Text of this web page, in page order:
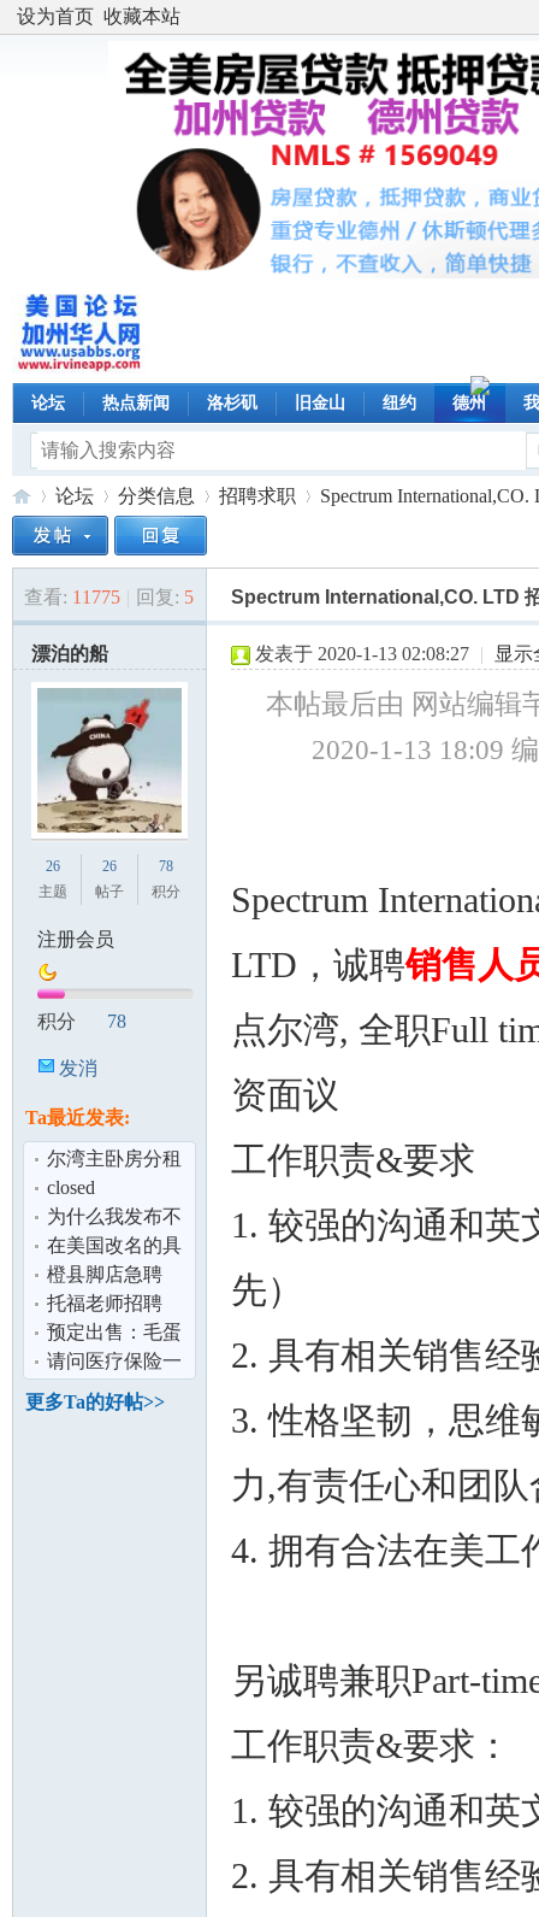
设为首页 收藏本站
论坛 热点新闻 洛杉矶 旧金山 纽约 德州
美»
论坛
›
分类信息 招聘求职
›
Spectrum
查看: 11775 | 回复: 5 Spectrum International,CO. LTD
漂泊的船
26
主题
26
帖子
78
积分
注册会员
积分 78
发消
Ta最近发表:
尔湾主卧房分租
closed
为什么我发布不
了帖子
在美国改名的具
体步骤是什么
橙县脚店急聘
托福老师招聘
预定出售：毛蛋
（喜蛋）．小鸡
苗,鸽子蛋、
请问医疗保险一
般多少钱一年？
更多Ta的好帖>>
发表于 2020-1-13 02:08:27 | 显示
本帖最后由 网站编辑
2020-1-13 18:09
Spectrum
LTD，诚聘销售人
点尔湾, 全职Full
资面议
工作职责&要求
1. 较强的沟通和英
先）
2. 具有相关销售经
3. 性格坚韧，思维
力,有责任心和团
4. 拥有合法在美
另诚聘兼职Part-
工作职责&要求：
1. 较强的沟通和英
2. 具有相关销售经